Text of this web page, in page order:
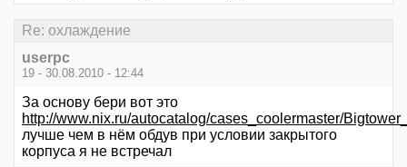
Re: охлаждение
userpc
19 - 30.08.2010 - 12:44
За основу бери вот это
http://www.nix.ru/autocatalog/cases_coolermaster/
лучше чем в нём обдув при условии закрытого
корпуса я не встречал